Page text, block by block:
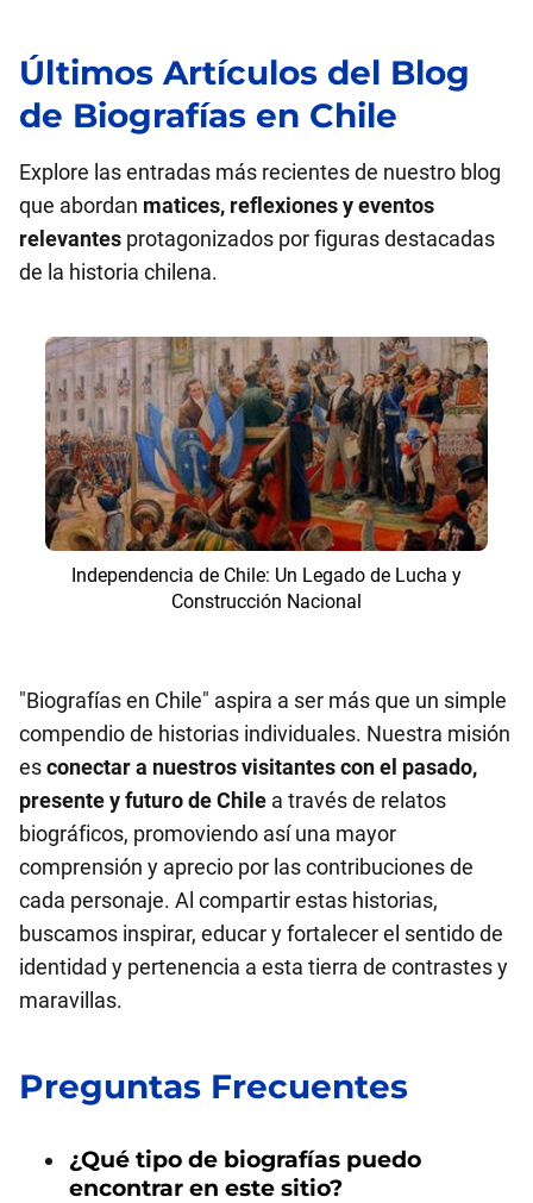
Últimos Artículos del Blog
de Biografías en Chile
Explore las entradas más recientes de nuestro blog
que abordan matices, reflexiones y eventos
relevantes protagonizados por figuras destacadas
de la historia chilena.
Independencia de Chile: Un Legado de Lucha y
Construcción Nacional
"Biografías en Chile" aspira a ser más que un simple
compendio de historias individuales. Nuestra misión
esconectar a nuestros visitantes con el pasado,
presente y futuro de Chile a través de relatos
biográficos, promoviendo así una mayor
comprensión y aprecio por las contribuciones de
cada personaje. Al compartir estas historias,
buscamos inspirar, educar y fortalecer el sentido de
identidad y pertenencia a esta tierra de contrastes y
maravillas.
Preguntas Frecuentes
¿Qué tipo de biografías puedo
encontrar en este sitio?